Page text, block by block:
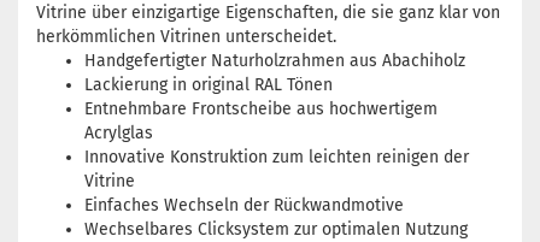
Vitrine über einzigartige Eigenschaften, die sie ganz klar von
herkömmlichen Vitrinen unterscheidet.
Handgefertigter Naturholzrahmen aus Abachiholz
Lackierung in original RAL Tönen
Entnehmbare Frontscheibe aus hochwertigem
Acrylglas
Innovative Konstruktion zum leichten reinigen der
Vitrine
Einfaches Wechseln der Rückwandmotive
Wechselbares Clicksystem zur optimalen Nutzung